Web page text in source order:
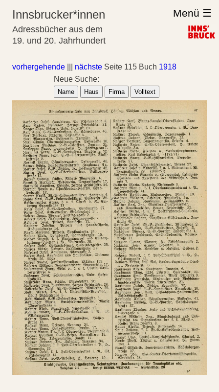
Innsbrucker*innen
Adressbücher aus dem
19. und 20. Jahrhundert
Menü ☰
vorhergehende nächste Seite 115 Buch 1918
Neue Suche:
Name Haus Firma Volltext